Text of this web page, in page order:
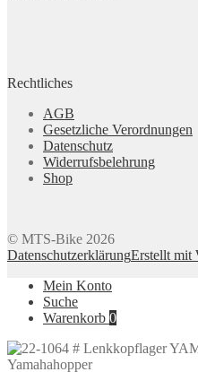
Rechtliches
AGB
Gesetzliche Verordnungen
Datenschutz
Widerrufsbelehrung
Shop
© MTS-Bike 2026
DatenschutzerklärungErstellt mit
Mein Konto
Suche
Warenkorb 0